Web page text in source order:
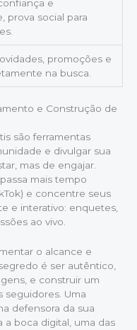
e
prova social para
promoções e
na busca.
e Construção de
são ferramentas
e divulgar sua
mas de engajar.
mais tempo
e concentre seus
e interativo: enquetes,
ao vivo.
o alcance e
é ser autêntico,
e construir um
Uma
defensora da sua
a boca digital, uma das